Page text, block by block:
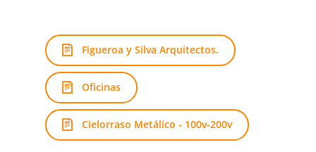
Figueroa y Silva Arquitectos.
Oficinas
Cielorraso Metálico - 100v-200v